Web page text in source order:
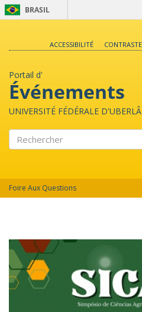
BRASIL
ACCESSIBILITÉ
Portail d'
Événements
UNIVERSITÉ FÉDÉRALE
Foire Aux Questions